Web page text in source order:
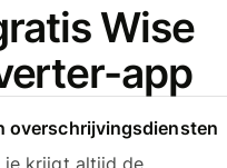
Wise
app
overschrijvingsdiensten